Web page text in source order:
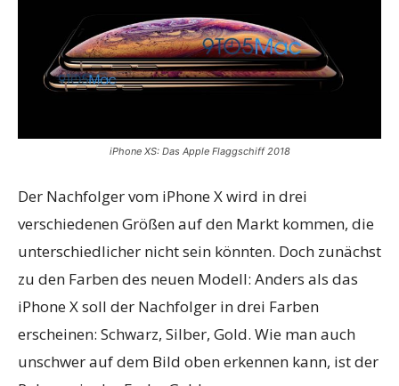
iPhone XS: Das Apple Flaggschiff 2018
Der Nachfolger vom iPhone X wird in drei
verschiedenen Größen auf den Markt kommen, die
unterschiedlicher nicht sein könnten. Doch zunächst
zu den Farben des neuen Modell: Anders als das
iPhone X soll der Nachfolger in drei Farben
erscheinen: Schwarz, Silber, Gold. Wie man auch
unschwer auf dem Bild oben erkennen kann, ist der